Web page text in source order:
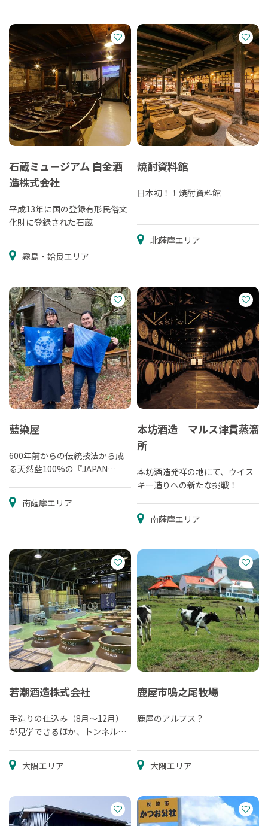
石蔵ミュージアム 白金酒
造株式会社
平成13年に国の登録有形民俗文
化財に登録された石蔵
霧島・姶良エリア
焼酎資料館
日本初！！焼酎資料館
北薩摩エリア
藍染屋
600年前からの伝統技法から成
る天然藍100%の『JAPAN
南薩摩エリア
本坊酒造 マルス津貫蒸溜
所
本坊酒造発祥の地にて、ウイス
キー造りへの新たな挑戦！
南薩摩エリア
若潮酒造株式会社
手造りの仕込み（8月～12月）
が見学できるほか、トンネル貯
大隅エリア
鹿屋市鳴之尾牧場
鹿屋のアルプス？
大隅エリア